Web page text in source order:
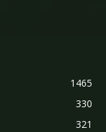
1465
330
321